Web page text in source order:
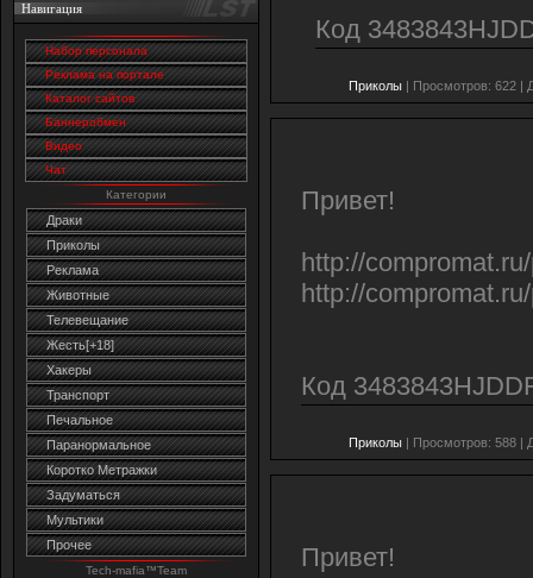
Навигация
Набор персонала
Реклама на портале
Каталог сайтов
Баннеробмен
Видео
Чат
Категории
Драки
Приколы
Реклама
Животные
Телевещание
Жесть[+18]
Хакеры
Транспорт
Печальное
Паранормальное
Коротко Метражки
Задуматься
Мультики
Прочее
Tech-mafia™Team
Код
Приколы | Просмотров: 622 |
Привет!
http://
http://
Код
Приколы | Просмотров: 588 |
Привет!